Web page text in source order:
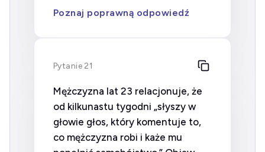
Poznaj poprawną odpowiedź
Pytanie 21
Mężczyzna lat 23 relacjonuje, że
od kilkunastu tygodni „słyszy w
głowie głos, który komentuje to,
co mężczyzna robi i każe mu